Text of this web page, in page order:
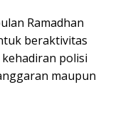
Ramadhan
beraktivitas
polisi
maupun